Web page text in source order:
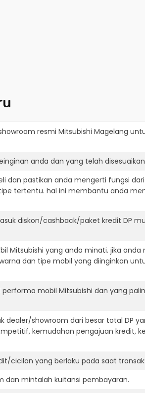
resmi Mitsubishi Magelang
anda dan yang telah
dan pastikan anda mengerti fungsi
tertentu. hal ini membantu anda
diskon/cashback/paket kredit DP
Mitsubishi yang anda minati. jika anda
dan tipe mobil yang diinginkan
mobil Mitsubishi dan yang
showroom dari besar total DP
kemudahan pengajuan kredit,
cicilan yang berlaku pada saat
dan mintalah kuitansi pembayaran.